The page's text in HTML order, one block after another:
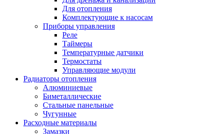
Для отопления
Комплектующие к насосам
Приборы управления
Реле
Таймеры
Температурные датчики
Термостаты
Управляющие модули
Радиаторы отопления
Алюминиевые
Биметаллические
Стальные панельные
Чугунные
Расходные материалы
Замазки